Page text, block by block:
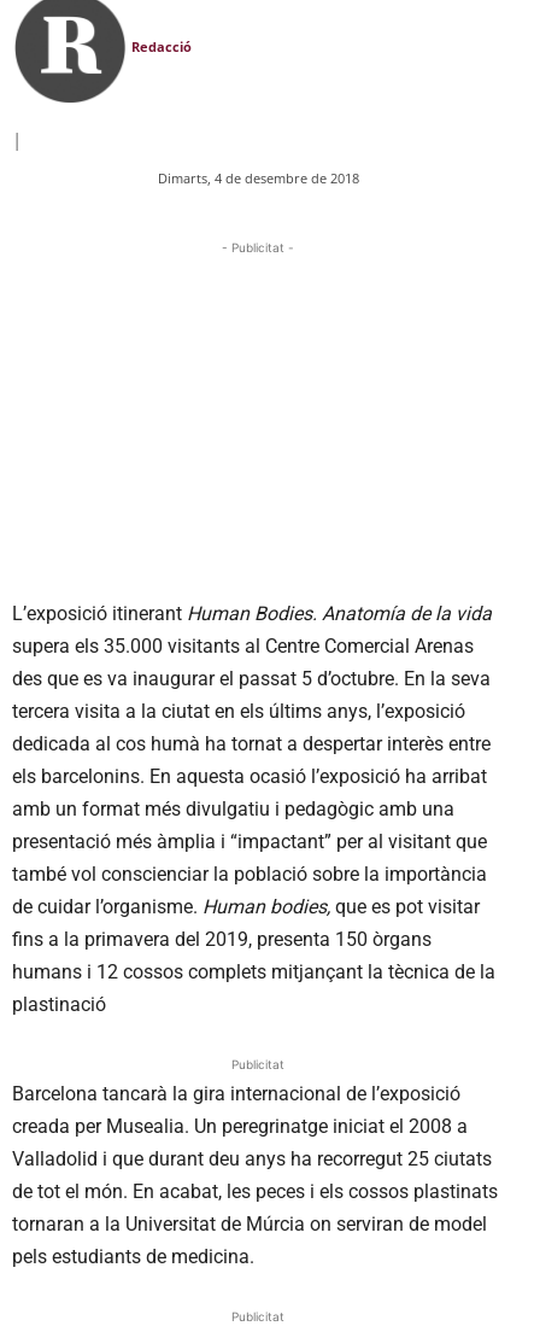
Redacció
|
Dimarts, 4 de desembre de 2018
- Publicitat -
L’exposició itinerant Human Bodies. Anatomía de la vida
supera els 35.000 visitants al Centre Comercial Arenas
des que es va inaugurar el passat 5 d’octubre. En la seva
tercera visita a la ciutat en els últims anys, l’exposició
dedicada al cos humà ha tornat a despertar interès entre
els barcelonins. En aquesta ocasió l’exposició ha arribat
amb un format més divulgatiu i pedagògic amb una
presentació més àmplia i “impactant” per al visitant que
també vol conscienciar la població sobre la importància
de cuidar l’organisme. Human bodies, que es pot visitar
fins a la primavera del 2019, presenta 150 òrgans
humans i 12 cossos complets mitjançant la tècnica de la
plastinació
Publicitat
Barcelona tancarà la gira internacional de l’exposició
creada per Musealia. Un peregrinatge iniciat el 2008 a
Valladolid i que durant deu anys ha recorregut 25 ciutats
de tot el món. En acabat, les peces i els cossos plastinats
tornaran a la Universitat de Múrcia on serviran de model
pels estudiants de medicina.
Publicitat